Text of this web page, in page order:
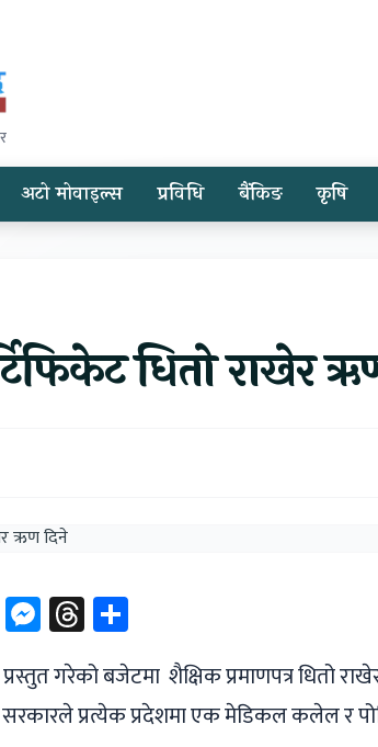
अटो मोवाइल्स प्रविधि बैंकिङ कृषि
धितो राखेर
EmailMessenger
Threads
प्रस्तुत गरेको बजेटमा शैक्षिक प्रमाणपत्र धितो
प्रत्येक प्रदेशमा एक मेडिकल कलेल र